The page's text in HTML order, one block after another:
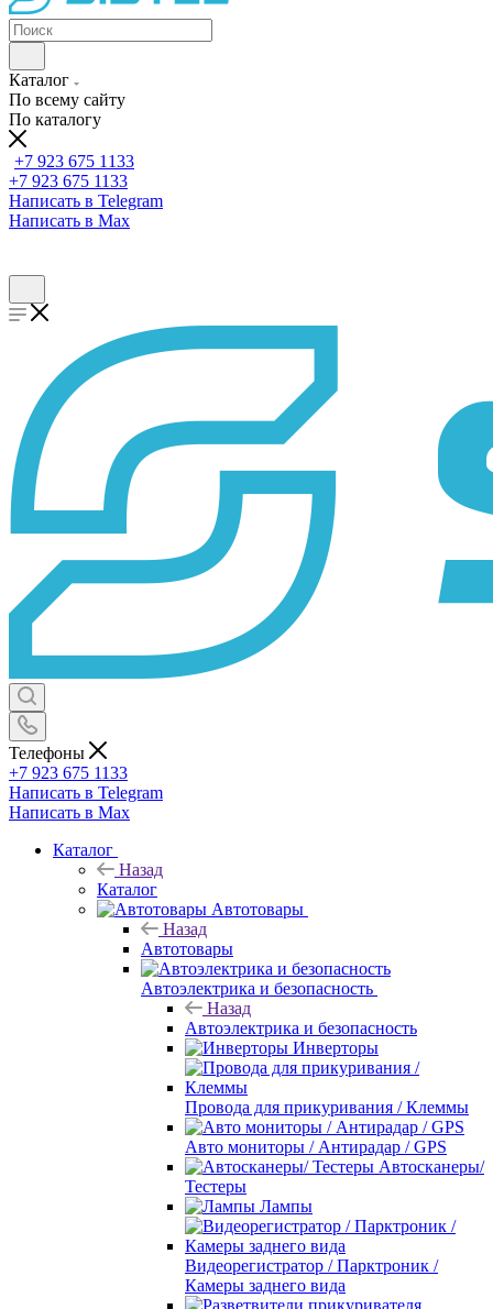
Каталог
По всему сайту
По каталогу
+7 923 675 1133
+7 923 675 1133
Написать в Telegram
Написать в Max
Телефоны
+7 923 675 1133
Написать в Telegram
Написать в Max
Каталог
Назад
Каталог
Автотовары
Назад
Автотовары
Автоэлектрика и безопасность
Назад
Автоэлектрика и безопасность
Инверторы
Провода для прикуривания / Клеммы
Авто мониторы / Антирадар / GPS
Автосканеры/
Тестеры
Лампы
Видеорегистратор / Парктроник /
Камеры заднего вида